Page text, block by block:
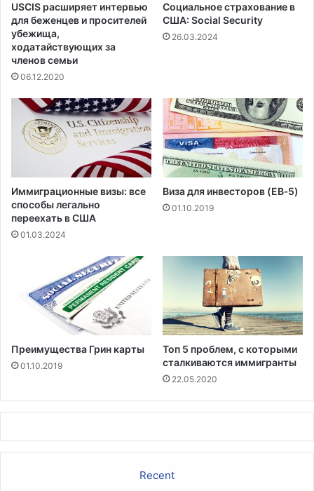
USCIS расширяет интервью
для беженцев и просителей
убежища,
ходатайствующих за
членов семьи
06.12.2020
Социальное страхование в
США: Social Security
26.03.2024
Иммиграционные визы: все
способы легально
переехать в США
01.03.2024
Виза для инвесторов (EB‑5)
01.10.2019
Преимущества Грин карты
01.10.2019
Топ 5 проблем, с которыми
сталкиваются иммигранты
22.05.2020
Recent